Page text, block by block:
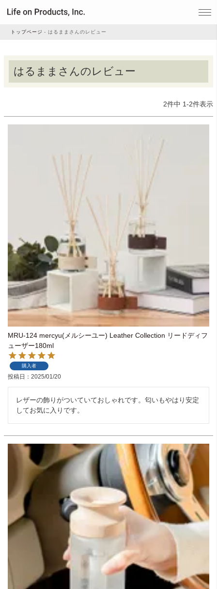
家電
ルームフレグランス
ライト・シーリングファン
アクセサリー・消耗品
アウトレット
トップページ はるままさんのレビュー
はるままさんのレビュー
2件中 1-2件表示
MRU-124 mercyu(メルシーユー) Leather Collection リードディフ
ューザー180ml
購入者
投稿日 2025/01/20
レザーの飾りがついていておしゃれです。匂いもやはり安定
してお気に入りです。